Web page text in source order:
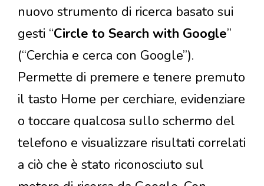
nuovo strumento di ricerca basato sui
gesti “Circle to Search with Google”
(“Cerchia e cerca con Google”).
Permette di premere e tenere premuto
il tasto Home per cerchiare, evidenziare
o toccare qualcosa sullo schermo del
telefono e visualizzare risultati correlati
a ciò che è stato riconosciuto sul